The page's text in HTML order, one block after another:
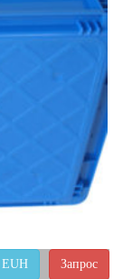
Запрос
EUH